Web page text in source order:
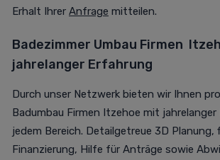
Erhalt Ihrer Anfrage mitteilen.
Badezimmer Umbau Firmen
jahrelanger Erfahrung
Durch unser Netzwerk bieten wir Ihnen
Badumbau Firmen Itzehoe mit jahrelanger
jedem Bereich. Detailgetreue 3D Planung,
Finanzierung, Hilfe für Anträge sowie